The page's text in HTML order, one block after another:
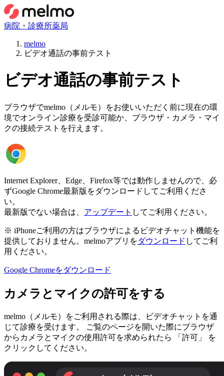
病院・診療所薬局
melmo
ビデオ通話の事前テスト
ビデオ通話の事前テスト
ブラウザでmelmo（メルモ）をお使いいただく前に現在の環
境でオンライン診療を受診可能か、ブラウザ・カメラ・マイ
クの接続テストを行えます。
Internet Explorer、Edge、Firefox等では動作しませんので、必
ずGoogle Chrome最新版をダウンロードしてご利用くださ
い。
最新版でない場合は、 アップデート してご利用ください。
※ iPhoneご利用の方はブラウザによるビデオチャット機能を
提供しておりません。melmoアプリをダウンロード してご利
用ください。
Google Chromeをダウンロード
カメラとマイクの許可をする
melmo（メルモ）をご利用される際は、ビデオチャットを通
じて診療を受けます。 ご覧のページを開いた際にブラウザ
からカメラとマイクの使用許可を求められたら 「許可」 を
クリックしてください。